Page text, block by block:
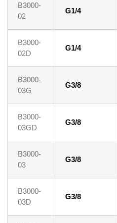
B3000-
02
G1/4
B3000-
02D
G1/4
B3000-
03G
G3/8
B3000-
03GD
G3/8
B3000-
03
G3/8
B3000-
03D
G3/8